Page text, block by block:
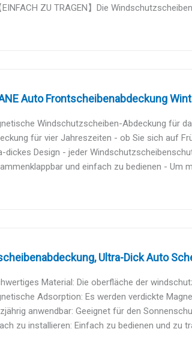
ZU TRAGEN】Die
Auto Frontscheibenabdeckung
Windschutzscheiben-Abdeckung für
für vier Jahreszeiten - ob Sie sich auf
dickes Design - jeder
und einfach zu bedienen - Um
Ultra-Dick Auto
Material: Die oberfläche der
Adsorption: Es werden verdickte
anwendbar: Geeignet für den
zu installieren: Einfach zu bedienen und zu